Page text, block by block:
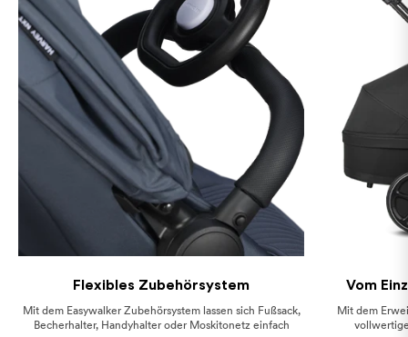
Flexibles Zubehörsystem
Mit dem Easywalker Zubehörsystem lassen sich Fußsack,
Becherhalter, Handyhalter oder Moskitonetz einfach
Vom
Mit dem